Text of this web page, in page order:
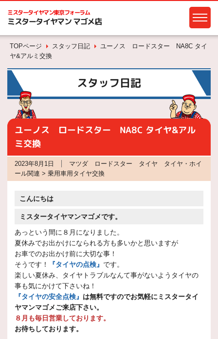
ミスタータイヤマン東京フォーラム
ミスタータイヤマン マゴメ店
TOPページ スタッフ日記
ユーノス ロードスター NA8C タイ
ヤ&アルミ交換
スタッフ日記
ユーノス ロードスター NA8C タイヤ&アル
ミ交換
2023年8月1日
マツダ ロードスター タイヤ タイヤ・ホイ
ール関連 > 乗用車用タイヤ交換
こんにちは
ミスタータイヤマンマゴメです。
あっという間に８月になりました。
夏休みでお出かけになられる方も多いかと思いますが
お車でのお出かけ前に大切な事！
そうです！
『タイヤの点検』 です。
楽しい夏休み、タイヤトラブルなんて事がないようタイヤの
事も気にかけて下さいね！
『タイヤの安全点検』 は無料ですのでお気軽にミスタータイ
ヤマンマゴメご来店下さい。
８月も毎日営業しております。
お待ちしております。